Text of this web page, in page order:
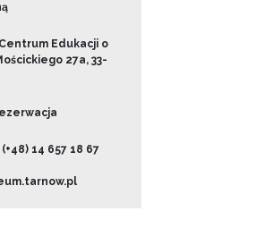
Edukacji o
27a, 33-
14 657 18 67